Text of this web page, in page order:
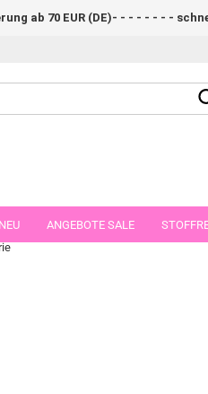
70 EUR (DE)- - - - - - - -
ANGEBOTE SALE